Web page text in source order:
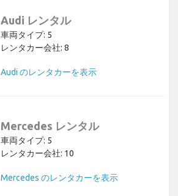
Audi レンタル
車両タイプ: 5
レンタカー会社: 8
Audi のレンタカーを表示
Mercedes レンタル
車両タイプ: 5
レンタカー会社: 10
Mercedes のレンタカーを表示